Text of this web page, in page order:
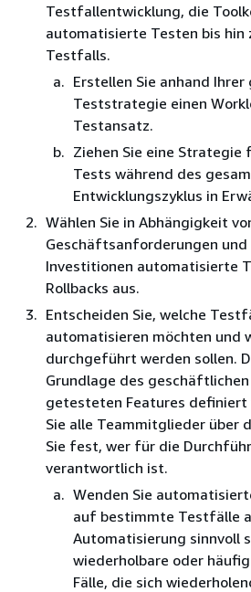
Testfallentwicklung, die
automatisierte Testen bis hin
Testfalls.
Erstellen Sie anhand Ihrer
Teststrategie einen
Testansatz.
Ziehen Sie eine Strategie
Tests während des
Entwicklungszyklus in
Wählen Sie in Abhängigkeit
Geschäftsanforderungen und
Investitionen automatisierte
Rollbacks aus.
Entscheiden Sie, welche
automatisieren möchten und
durchgeführt werden sollen.
Grundlage des
getesteten Features definiert
Sie alle Teammitglieder über
Sie fest, wer für die
verantwortlich ist.
Wenden Sie
auf bestimmte Testfälle
Automatisierung sinnvoll
wiederholbare oder
Fälle, die sich